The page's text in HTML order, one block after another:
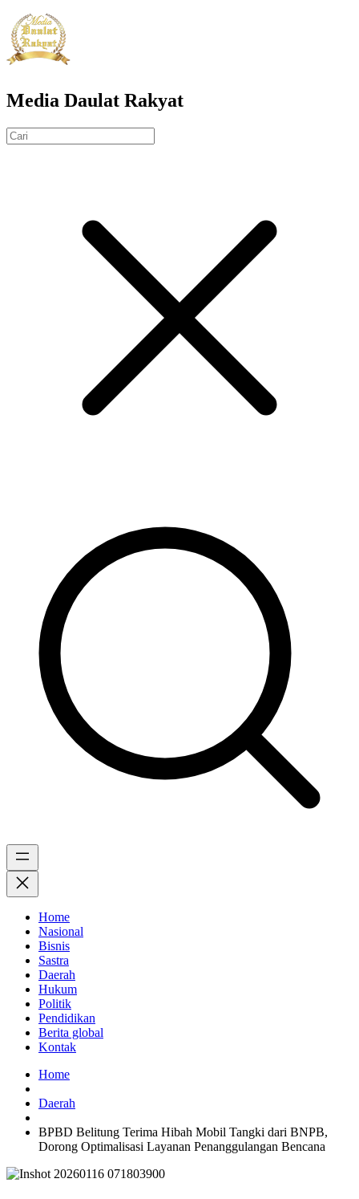
Media Daulat Rakyat
Home
Nasional
Bisnis
Sastra
Daerah
Hukum
Politik
Pendidikan
Berita global
Kontak
Home
Daerah
BPBD Belitung Terima Hibah Mobil Tangki dari BNPB,
Dorong Optimalisasi Layanan Penanggulangan Bencana